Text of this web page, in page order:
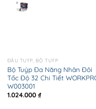
ĐẦU TUÝP, BỘ TUÝP
Bộ Tuýp Đa Năng Nhân Đôi
Tốc Độ 32 Chi Tiết
W003001
1.024.000 ₫